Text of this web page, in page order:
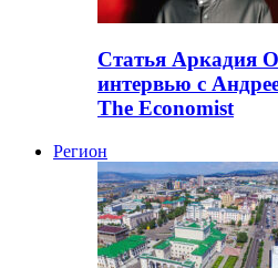
Статья Аркадия
интервью с
The Economist
Регион